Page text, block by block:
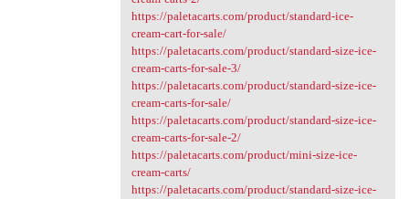
https://paletacarts.com/product/standard-ice-
cream-cart-for-sale/
https://paletacarts.com/product/standard-size-ice-
cream-carts-for-sale-3/
https://paletacarts.com/product/standard-size-ice-
cream-carts-for-sale/
https://paletacarts.com/product/standard-size-ice-
cream-carts-for-sale-2/
https://paletacarts.com/product/mini-size-ice-
cream-carts/
https://paletacarts.com/product/standard-size-ice-